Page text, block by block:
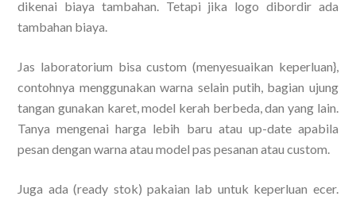
dikenai biaya tambahan. Tetapi jika logo dibordir ada
tambahan biaya.
Jas laboratorium bisa custom (menyesuaikan keperluan},
contohnya menggunakan warna selain putih, bagian ujung
tangan gunakan karet, model kerah berbeda, dan yang lain.
Tanya mengenai harga lebih baru atau up-date apabila
pesan dengan warna atau model pas pesanan atau custom.
Juga ada (ready stok) pakaian lab untuk keperluan ecer.